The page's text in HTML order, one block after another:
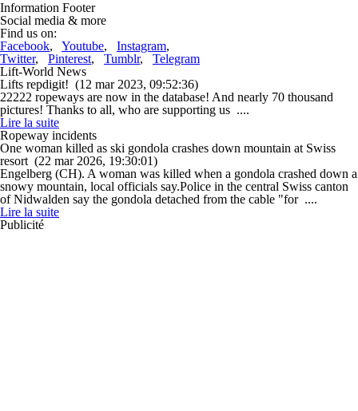
Information Footer
Social media & more
Find us on:
Facebook, Youtube, Instagram,
Twitter, Pinterest, Tumblr, Telegram
Lift-World News
Lifts repdigit! (12 mar 2023, 09:52:36)
22222 ropeways are now in the database! And nearly 70 thousand
pictures! Thanks to all, who are supporting us ....
Lire la suite
Ropeway incidents
One woman killed as ski gondola crashes down mountain at Swiss
resort (22 mar 2026, 19:30:01)
Engelberg (CH). A woman was killed when a gondola crashed down a
snowy mountain, local officials say.Police in the central Swiss canton
of Nidwalden say the gondola detached from the cable "for ....
Lire la suite
Publicité